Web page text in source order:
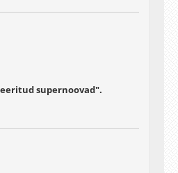
supernoovad".